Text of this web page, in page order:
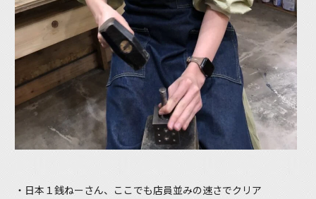
・日本１銭ねーさん、ここでも店員並みの速さでクリア